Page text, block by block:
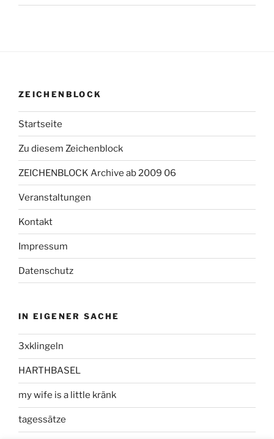
ZEICHENBLOCK
Startseite
Zu diesem Zeichenblock
ZEICHENBLOCK Archive ab 2009 06
Veranstaltungen
Kontakt
Impressum
Datenschutz
IN EIGENER SACHE
3xklingeln
HARTHBASEL
my wife is a little kränk
tagessätze